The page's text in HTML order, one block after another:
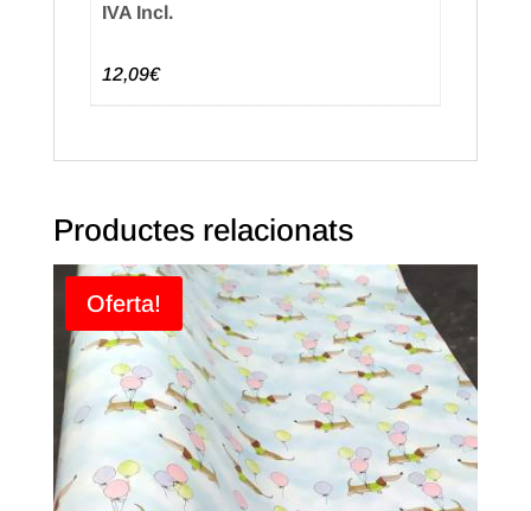
IVA Incl.
12,09€
Productes relacionats
Oferta!